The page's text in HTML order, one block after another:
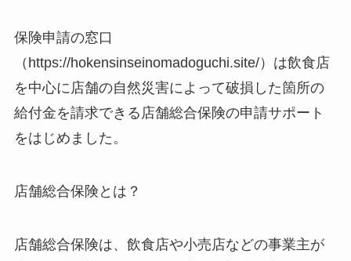
保険申請の窓口
（https://hokensinseinomadoguchi.site/）は飲食店
を中心に店舗の自然災害によって破損した箇所の
給付金を請求できる店舗総合保険の申請サポート
をはじめました。
店舗総合保険とは？
店舗総合保険は、飲食店や小売店などの事業主が